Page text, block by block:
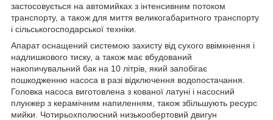
застосовується на автомийках з інтенсивним потоком
транспорту, а також для миття великогабаритного транспорту
і сільськогосподарської техніки.
Апарат оснащений системою захисту від сухого ввімкнення і
надлишкового тиску, а також має вбудований
накопичувальний бак на 10 літрів, який запобігає
пошкодженню насоса в разі відключення водопостачання.
Головка насоса виготовлена з кованої латуні і насосний
плунжер з керамічним напиленням, також збільшують ресурс
мийки. Чотирьохполюсний низькообертовий двигун